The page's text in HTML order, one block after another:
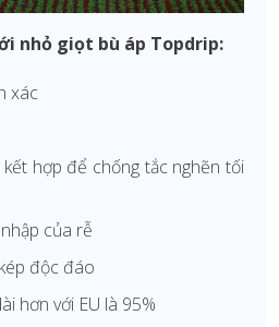
nhỏ giọt bù áp Topdrip:
xác
hợp để chống tắc nghẽn tối
của rễ
độc đáo
hơn với EU là 95%